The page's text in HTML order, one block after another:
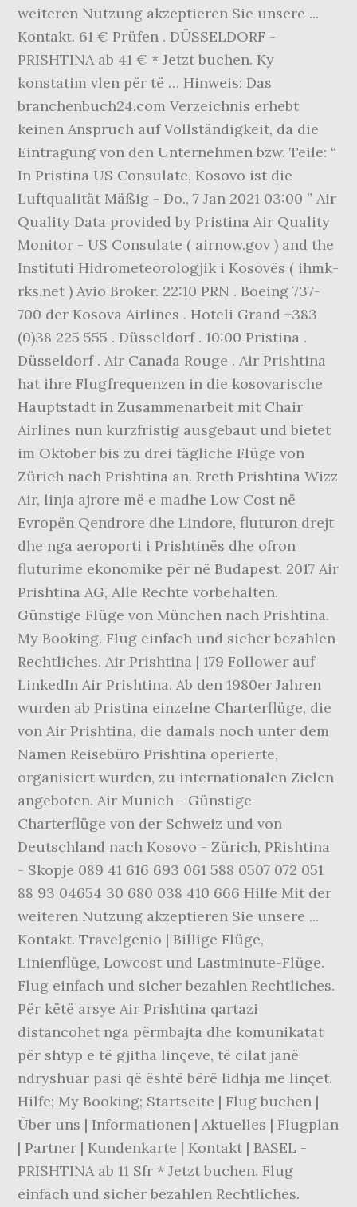
weiteren Nutzung akzeptieren Sie unsere ...
Kontakt. 61 € Prüfen . DÜSSELDORF -
PRISHTINA ab 41 € * Jetzt buchen. Ky
konstatim vlen për të … Hinweis: Das
branchenbuch24.com Verzeichnis erhebt
keinen Anspruch auf Vollständigkeit, da die
Eintragung von den Unternehmen bzw. Teile: “
In Pristina US Consulate, Kosovo ist die
Luftqualität Mäßig - Do., 7 Jan 2021 03:00 ” Air
Quality Data provided by Pristina Air Quality
Monitor - US Consulate ( airnow.gov ) and the
Instituti Hidrometeorologjik i Kosovës ( ihmk-
rks.net ) Avio Broker. 22:10 PRN . Boeing 737-
700 der Kosova Airlines . Hoteli Grand +383
(0)38 225 555 . Düsseldorf . 10:00 Pristina .
Düsseldorf . Air Canada Rouge . Air Prishtina
hat ihre Flugfrequenzen in die kosovarische
Hauptstadt in Zusammenarbeit mit Chair
Airlines nun kurzfristig ausgebaut und bietet
im Oktober bis zu drei tägliche Flüge von
Zürich nach Prishtina an. Rreth Prishtina Wizz
Air, linja ajrore më e madhe Low Cost në
Evropën Qendrore dhe Lindore, fluturon drejt
dhe nga aeroporti i Prishtinës dhe ofron
fluturime ekonomike për në Budapest. 2017 Air
Prishtina AG, Alle Rechte vorbehalten.
Günstige Flüge von München nach Prishtina.
My Booking. Flug einfach und sicher bezahlen
Rechtliches. Air Prishtina | 179 Follower auf
LinkedIn Air Prishtina. Ab den 1980er Jahren
wurden ab Pristina einzelne Charterflüge, die
von Air Prishtina, die damals noch unter dem
Namen Reisebüro Prishtina operierte,
organisiert wurden, zu internationalen Zielen
angeboten. Air Munich - Günstige
Charterflüge von der Schweiz und von
Deutschland nach Kosovo - Zürich, PRishtina
- Skopje 089 41 616 693 061 588 0507 072 051
88 93 04654 30 680 038 410 666 Hilfe Mit der
weiteren Nutzung akzeptieren Sie unsere ...
Kontakt. Travelgenio | Billige Flüge,
Linienflüge, Lowcost und Lastminute-Flüge.
Flug einfach und sicher bezahlen Rechtliches.
Për këtë arsye Air Prishtina qartazi
distancohet nga përmbajta dhe komunikatat
për shtyp e të gjitha linçeve, të cilat janë
ndryshuar pasi që është bërë lidhja me linçet.
Hilfe; My Booking; Startseite | Flug buchen |
Über uns | Informationen | Aktuelles | Flugplan
| Partner | Kundenkarte | Kontakt | BASEL -
PRISHTINA ab 11 Sfr * Jetzt buchen. Flug
einfach und sicher bezahlen Rechtliches.